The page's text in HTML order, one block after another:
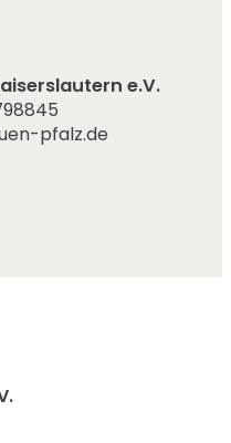
e.V.
pfalz.de